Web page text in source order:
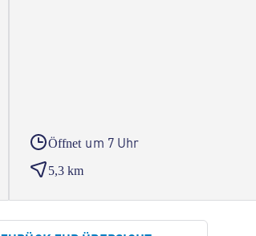
Öffnet um 7 Uhr
5,3 km